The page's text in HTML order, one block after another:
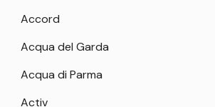
Accord
Acqua del Garda
Acqua di Parma
Activ